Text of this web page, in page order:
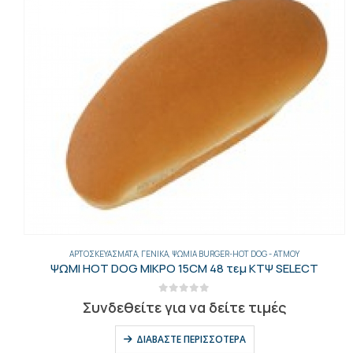
ΑΡΤΟΣΚΕΥΆΣΜΑΤΑ, ΒΆΣΕΙΣ ΠΊΤΣΑΣ-PINSA-ΠΊΤΣΕΣ,ΓΕΝΙΚΑ
ΒΑΣΗ ΠΙΤΣΑΣ 25ΑΡΑ 20ΤΕΜ ΠΡΟΨ.ΚΤΨ SELECT